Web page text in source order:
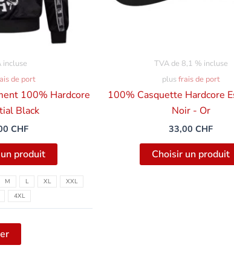
incluse
de port
100% Hardcore
Black
CHF
produit
être
sélectionnées
sur
produit
M L XL
XXL
4XL
TVA de 8,1 % incluse
plusfrais de port
100% Casquette Hardcore
Noir - Or
33,00 CHF
Choisir un produit